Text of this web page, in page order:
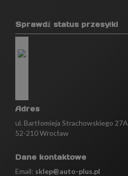
Sprawdź status przesyłki
Adres
ul. Bartłomieja Strachowskiego 27A
52-210 Wrocław
Dane kontaktowe
Email: sklep@auto-plus.pl